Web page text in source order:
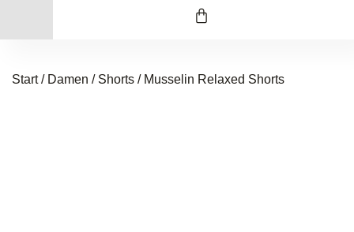
Start/ Damen / Shorts / Musselin Relaxed Shorts